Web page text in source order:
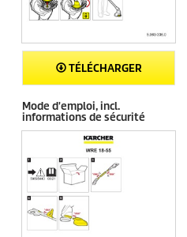
TÉLÉCHARGER
Mode d'emploi, incl.
informations de sécurité